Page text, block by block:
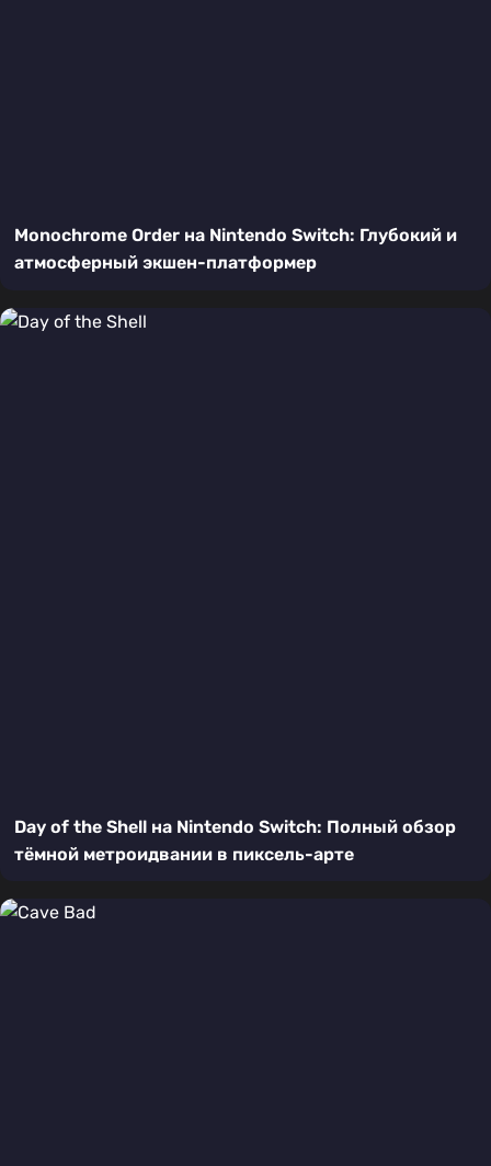
Monochrome Order на Nintendo Switch: Глубокий и
атмосферный экшен-платформер
Day of the Shell на Nintendo Switch: Полный обзор
тёмной метроидвании в пиксель-арте